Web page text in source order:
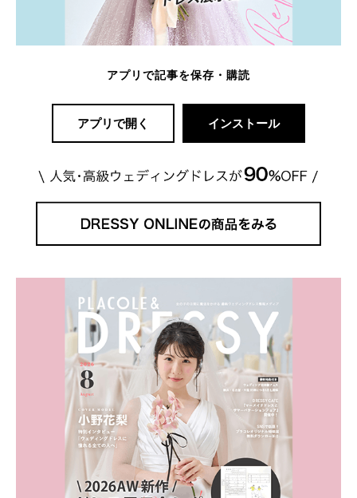
アプリで記事を保存・購読
アプリで開く インストール